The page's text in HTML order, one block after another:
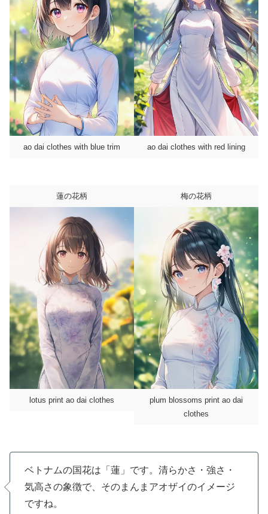
ao dai clothes with blue trim ao dai clothes with red lining
蓮の花柄
lotus print ao dai clothes
梅の花柄
plum blossoms print ao dai
clothes
ベトナムの国花は「蓮」です。清らかさ・強さ・
気高さの象徴で、そのまんまアオザイのイメージ
ですね。